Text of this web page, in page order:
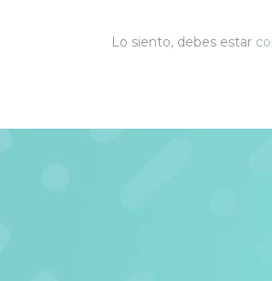
Lo siento, debes estar